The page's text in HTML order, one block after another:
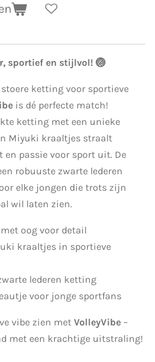
sportief en stijlvol! 🏐
stoere ketting voor sportieve
is dé perfecte match!
ketting met een unieke
Miyuki kraaltjes straalt
passie voor sport uit. De
robuuste zwarte lederen
elke jongen die trots zijn
wil laten zien.
oog voor detail
kraaltjes in sportieve
lederen ketting
voor jonge sportfans
vibe zien met VolleyVibe –
met een krachtige uitstraling!